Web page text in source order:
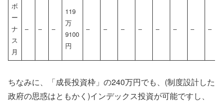
ボ
ー
ナ
ス
月
– – –
119
万
9100
円
– – – – – – – –
ちなみに、「成長投資枠」の240万円でも、(制度設計した
政府の思惑はともかく)インデックス投資が可能ですし、